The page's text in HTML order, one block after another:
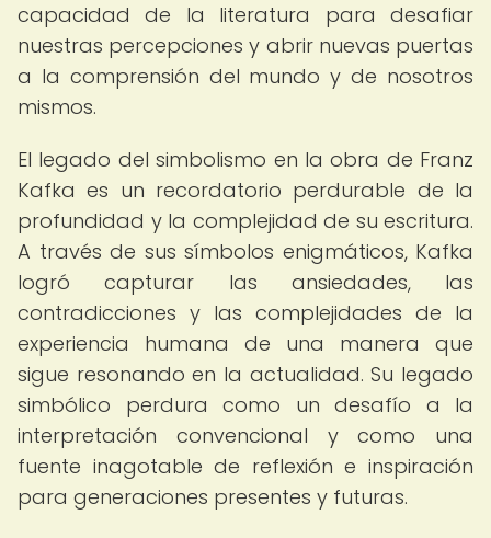
capacidad de la literatura para desafiar
nuestras percepciones y abrir nuevas puertas
a la comprensión del mundo y de nosotros
mismos.
El legado del simbolismo en la obra de Franz
Kafka es un recordatorio perdurable de la
profundidad y la complejidad de su escritura.
A través de sus símbolos enigmáticos, Kafka
logró capturar las ansiedades, las
contradicciones y las complejidades de la
experiencia humana de una manera que
sigue resonando en la actualidad. Su legado
simbólico perdura como un desafío a la
interpretación convencional y como una
fuente inagotable de reflexión e inspiración
para generaciones presentes y futuras.